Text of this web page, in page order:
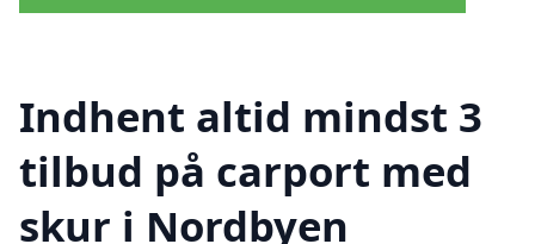
Indhent altid mindst 3
tilbud på carport med
skur i Nordbyen